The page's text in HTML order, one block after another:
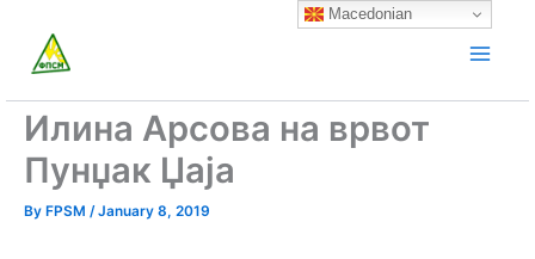
content
Илина Арсова на врвот
Пунџак Џаја
By FPSM /January 8, 2019
Macedonian